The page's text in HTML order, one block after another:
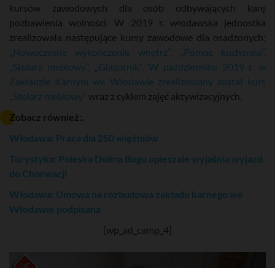
kursów zawodowych dla osób odbywających karę
pozbawienia wolności. W 2019 r. włodawska jednostka
zrealizowała następujące kursy zawodowe dla osadzonych:
Nowoczesne wykończenie wnętrz”, „Pomoc kuchenna”,
„Stolarz meblowy”, „Glazurnik”. W październiku 2019 r. w
Zakładzie Karnym we Włodawie zrealizowany został kurs
„Stolarz meblowy” wraz z cyklem zajęć aktywizacyjnych.
Zobacz również:.
Włodawa: Praca dla 250 więźniów
Turystyka: Poleska Dolina Bugu opieszale wyjaśnia wyjazd
do Chorwacji
Włodawa: Umowa na rozbudowa zakładu karnego we
Włodawie podpisana
[wp_ad_camp_4]